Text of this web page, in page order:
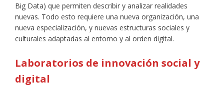
Big Data) que permiten describir y analizar realidades
nuevas. Todo esto requiere una nueva organización, una
nueva especialización, y nuevas estructuras sociales y
culturales adaptadas al entorno y al orden digital.
Laboratorios de innovación social y
digital